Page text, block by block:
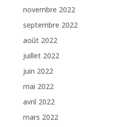
novembre 2022
septembre 2022
août 2022
juillet 2022
juin 2022
mai 2022
avril 2022
mars 2022